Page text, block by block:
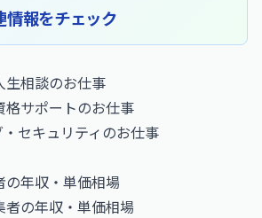
情報をチェック
生相談のお仕事
サポートのお仕事
セキュリティのお仕事
の年収・単価相場
の年収・単価相場